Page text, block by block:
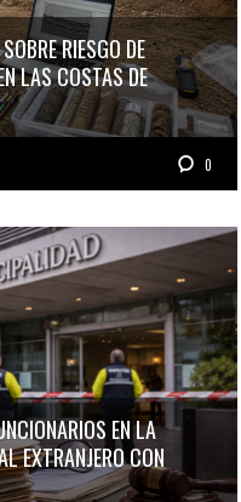
RIESGO DE
LAS COSTAS DE
0
EN LA
EXTRANJERO CON